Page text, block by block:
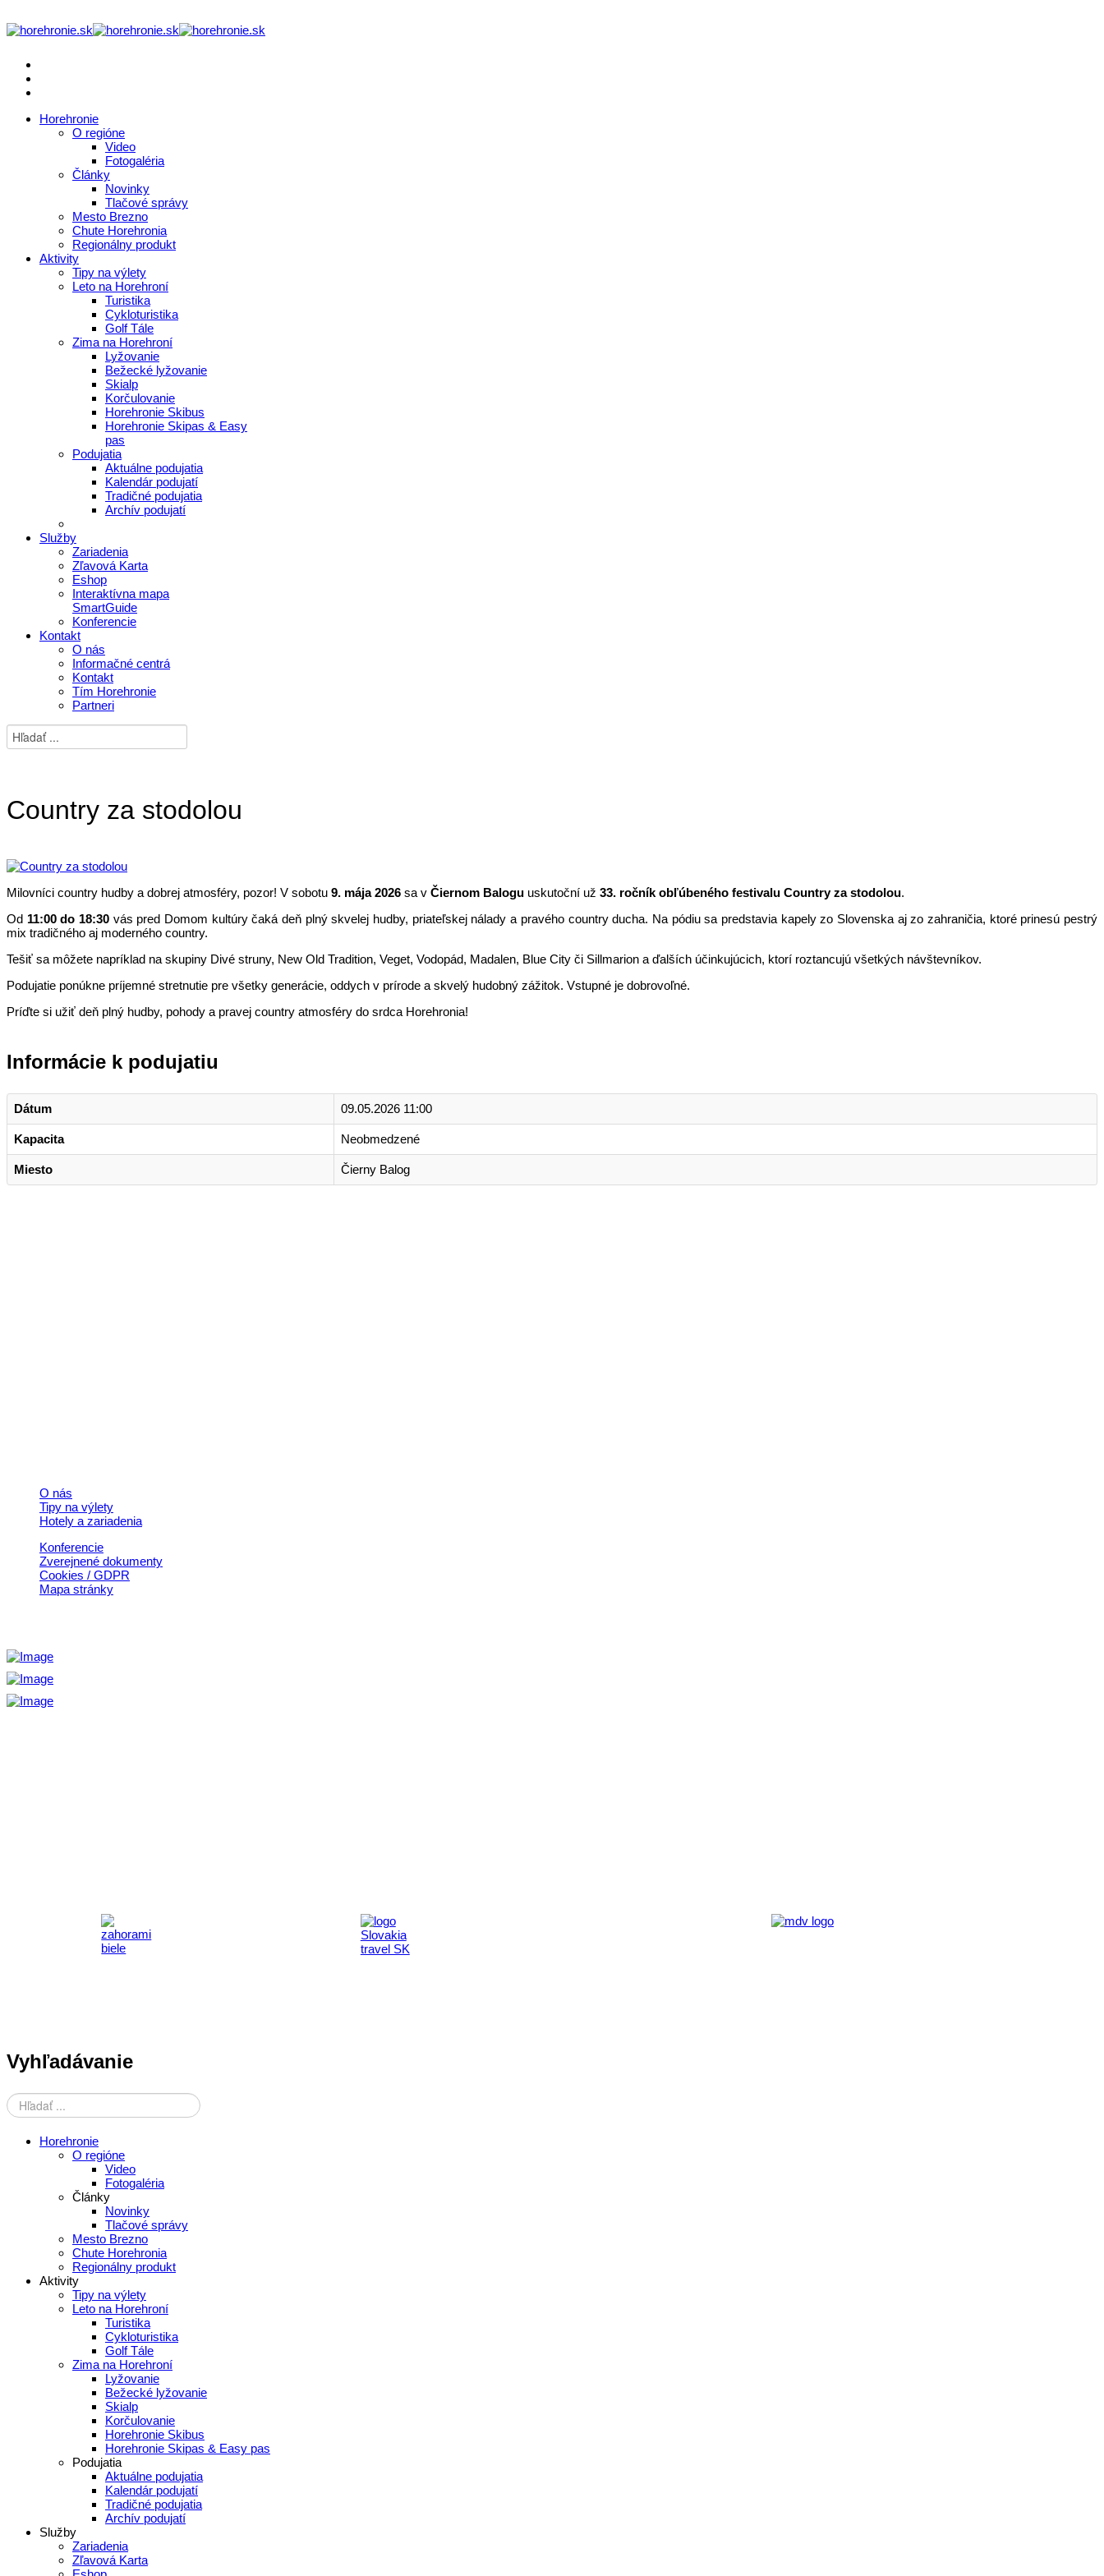
Horehronie
O regióne
Video
Fotogaléria
Články
Novinky
Tlačové správy
Mesto Brezno
Chute Horehronia
Regionálny produkt
Aktivity
Tipy na výlety
Leto na Horehroní
Turistika
Cykloturistika
Golf Tále
Zima na Horehroní
Lyžovanie
Bežecké lyžovanie
Skialp
Korčulovanie
Horehronie Skibus
Horehronie Skipas & Easy
pas
Podujatia
Aktuálne podujatia
Kalendár podujatí
Tradičné podujatia
Archív podujatí
Služby
Zariadenia
Zľavová Karta
Eshop
Interaktívna mapa
SmartGuide
Konferencie
Kontakt
O nás
Informačné centrá
Kontakt
Tím Horehronie
Partneri
Country za stodolou
Milovníci country hudby a dobrej atmosféry, pozor! V sobotu 9. mája 2026 sa v Čiernom Balogu uskutoční už 33. ročník obľúbeného festivalu Country za stodolou.
Od 11:00 do 18:30 vás pred Domom kultúry čaká deň plný skvelej hudby, priateľskej nálady a pravého country ducha. Na pódiu sa predstavia kapely zo Slovenska aj zo zahraničia, ktoré prinesú pestrý
mix tradičného aj moderného country.
Tešiť sa môžete napríklad na skupiny Divé struny, New Old Tradition, Veget, Vodopád, Madalen, Blue City či Sillmarion a ďalších účinkujúcich, ktorí roztancujú všetkých návštevníkov.
Podujatie ponúkne príjemné stretnutie pre všetky generácie, oddych v prírode a skvelý hudobný zážitok. Vstupné je dobrovoľné.
Príďte si užiť deň plný hudby, pohody a pravej country atmosféry do srdca Horehronia!
Informácie k podujatiu
Dátum 09.05.2026 11:00
Kapacita Neobmedzené
Miesto Čierny Balog
O nás
Tipy na výlety
Hotely a zariadenia
Konferencie
Zverejnené dokumenty
Cookies / GDPR
Mapa stránky
Vyhľadávanie
Horehronie
O regióne
Video
Fotogaléria
Články
Novinky
Tlačové správy
Mesto Brezno
Chute Horehronia
Regionálny produkt
Aktivity
Tipy na výlety
Leto na Horehroní
Turistika
Cykloturistika
Golf Tále
Zima na Horehroní
Lyžovanie
Bežecké lyžovanie
Skialp
Korčulovanie
Horehronie Skibus
Horehronie Skipas & Easy pas
Podujatia
Aktuálne podujatia
Kalendár podujatí
Tradičné podujatia
Archív podujatí
Služby
Zariadenia
Zľavová Karta